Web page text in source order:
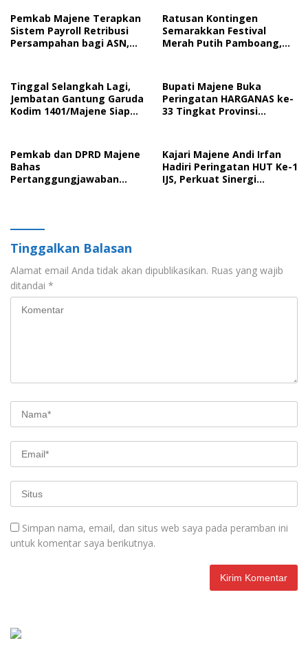
Pemkab Majene Terapkan
Sistem Payroll Retribusi
Persampahan bagi ASN,
Ratusan Kontingen
Semarakkan Festival
Merah Putih Pamboang,
Tanah Air
Tinggal Selangkah Lagi,
Jembatan Gantung Garuda
Kodim 1401/Majene Siap
Bupati Majene Buka
Peringatan HARGANAS ke-
33 Tingkat Provinsi
Keluarga
Pemkab dan DPRD Majene
Bahas
Pertanggungjawaban
Kajari Majene Andi Irfan
Hadiri Peringatan HUT Ke-1
IJS, Perkuat Sinergi
Tinggalkan Balasan
Alamat email Anda tidak akan dipublikasikan. Ruas yang wajib
ditandai *
Simpan nama, email, dan situs web saya pada peramban ini
untuk komentar saya berikutnya.